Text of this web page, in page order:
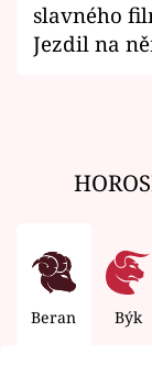
slavného
Jezdil na
Beran Býk